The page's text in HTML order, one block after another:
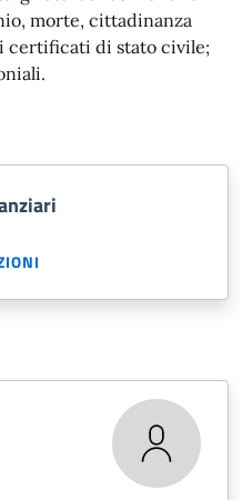
morte, cittadinanza
certificati di stato civile;